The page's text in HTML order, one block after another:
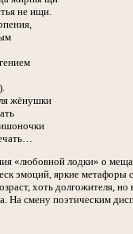
не ищи.
жёнушки
«любовной лодки» о
эмоций, яркие метафоры
хоть долгожителя,
На смену поэтическим